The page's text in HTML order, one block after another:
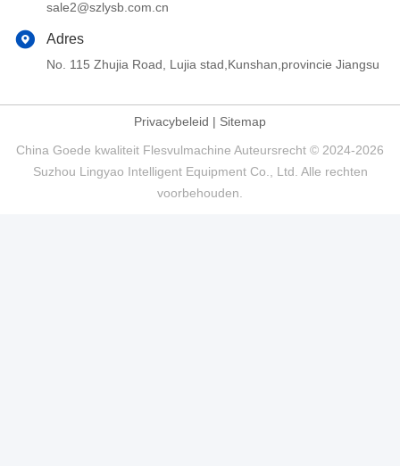
sale2@szlysb.com.cn
Adres
No. 115 Zhujia Road, Lujia stad,Kunshan,provincie Jiangsu
Privacybeleid | Sitemap
China Goede kwaliteit Flesvulmachine Auteursrecht © 2024-2026
Suzhou Lingyao Intelligent Equipment Co., Ltd. Alle rechten
voorbehouden.